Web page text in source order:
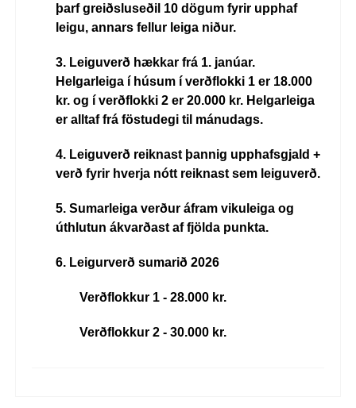
þarf greiðsluseðil 10 dögum fyrir upphaf
leigu, annars fellur leiga niður.
3. Leiguverð hækkar frá 1. janúar.
Helgarleiga í húsum í verðflokki 1 er 18.000
kr. og í verðflokki 2 er 20.000 kr. Helgarleiga
er alltaf frá föstudegi til mánudags.
4. Leiguverð reiknast þannig upphafsgjald +
verð fyrir hverja nótt reiknast sem leiguverð.
5. Sumarleiga verður áfram vikuleiga og
úthlutun ákvarðast af fjölda punkta.
6. Leigurverð sumarið 2026
Verðflokkur 1 - 28.000 kr.
Verðflokkur 2 - 30.000 kr.